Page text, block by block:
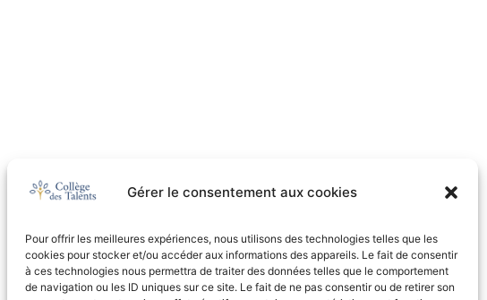
Gérer le consentement aux cookies
Pour offrir les meilleures expériences, nous utilisons des technologies telles que les
cookies pour stocker et/ou accéder aux informations des appareils. Le fait de consentir
à ces technologies nous permettra de traiter des données telles que le comportement
de navigation ou les ID uniques sur ce site. Le fait de ne pas consentir ou de retirer son